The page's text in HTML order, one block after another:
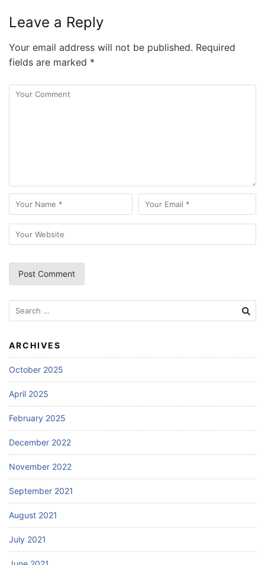
Leave a Reply
Your email address will not be published. Required
fields are marked *
Search
for:
ARCHIVES
October 2025
April 2025
February 2025
December 2022
November 2022
September 2021
August 2021
July 2021